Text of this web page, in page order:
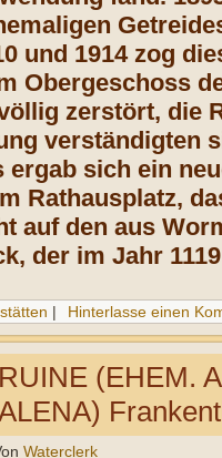
und 1914 zog
Obergeschoss
zerstört, die
verständigten
ergab sich ein
Rathausplatz,
auf den aus
der im Jahr
| Hinterlasse einen
(EHEM.
Waterclerk